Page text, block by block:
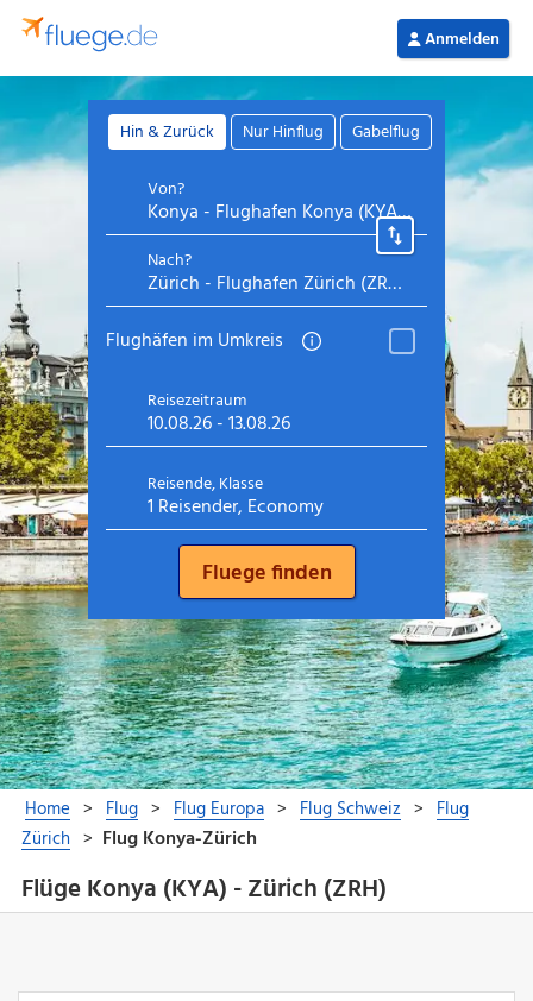
Flüge Konya (KYA) - Zürich (ZRH)